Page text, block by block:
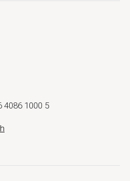
4086 1000 5